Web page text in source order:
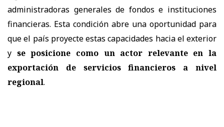
administradoras generales de fondos e instituciones
financieras. Esta condición abre una oportunidad para
que el país proyecte estas capacidades hacia el exterior
y se posicione como un actor relevante en la
exportación de servicios financieros a nivel
regional.